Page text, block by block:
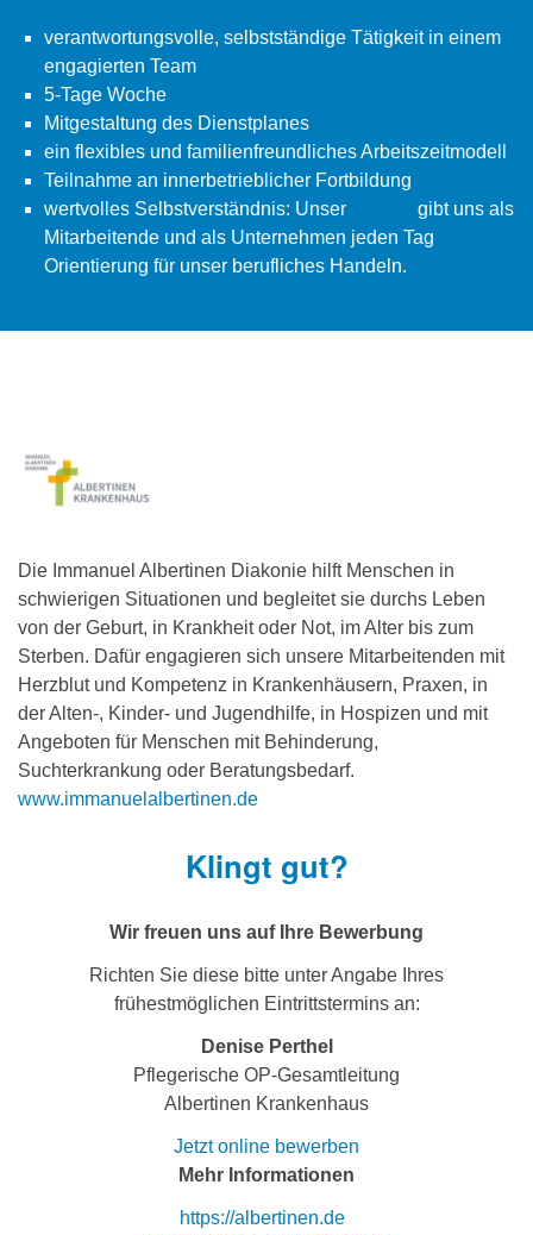
verantwortungsvolle, selbstständige Tätigkeit in einem
engagierten Team
5-Tage Woche
Mitgestaltung des Dienstplanes
ein flexibles und familienfreundliches Arbeitszeitmodell
Teilnahme an innerbetrieblicher Fortbildung
wertvolles Selbstverständnis: Unser
gibt uns als
Mitarbeitende und als Unternehmen jeden Tag
Orientierung für unser berufliches Handeln.
Die Immanuel Albertinen Diakonie hilft Menschen in
schwierigen Situationen und begleitet sie durchs Leben
von der Geburt, in Krankheit oder Not, im Alter bis zum
Sterben. Dafür engagieren sich unsere Mitarbeitenden mit
Herzblut und Kompetenz in Krankenhäusern, Praxen, in
der Alten-, Kinder- und Jugendhilfe, in Hospizen und mit
Angeboten für Menschen mit Behinderung,
Suchterkrankung oder Beratungsbedarf.
www.immanuelalbertinen.de
Klingt gut?
Wir freuen uns auf Ihre Bewerbung
Richten Sie diese bitte unter Angabe Ihres
frühestmöglichen Eintrittstermins an:
Denise Perthel
Pflegerische OP-Gesamtleitung
Albertinen Krankenhaus
Jetzt online bewerben
Mehr Informationen
https://albertinen.de